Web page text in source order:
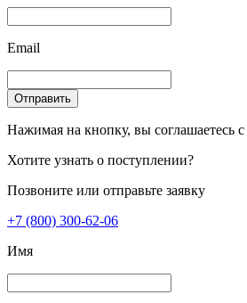
Email
Отправить
Нажимая на кнопку, вы соглашаетесь с
Хотите узнать о поступлении?
Позвоните или отправьте заявку
+7 (800) 300-62-06
Имя